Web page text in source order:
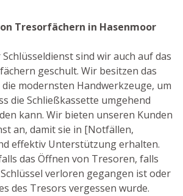
Tresorfächern in Hasenmoor
sind wir auch auf das
geschult. Wir besitzen das
modernsten Handwerkzeuge, um
die Schließkassette umgehend
kann. Wir bieten unseren Kunden
an, damit sie in [Notfällen,
effektiv Unterstützung erhalten.
das Öffnen von Tresoren, falls
verloren gegangen ist oder
des Tresors vergessen wurde.